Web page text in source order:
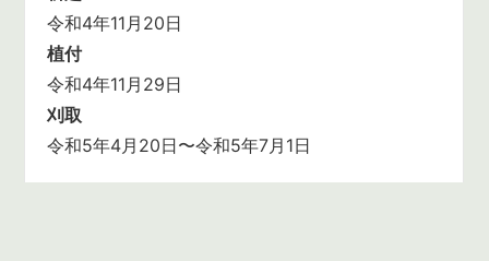
令和4年11月20日
植付
令和4年11月29日
刈取
令和5年4月20日〜令和5年7月1日